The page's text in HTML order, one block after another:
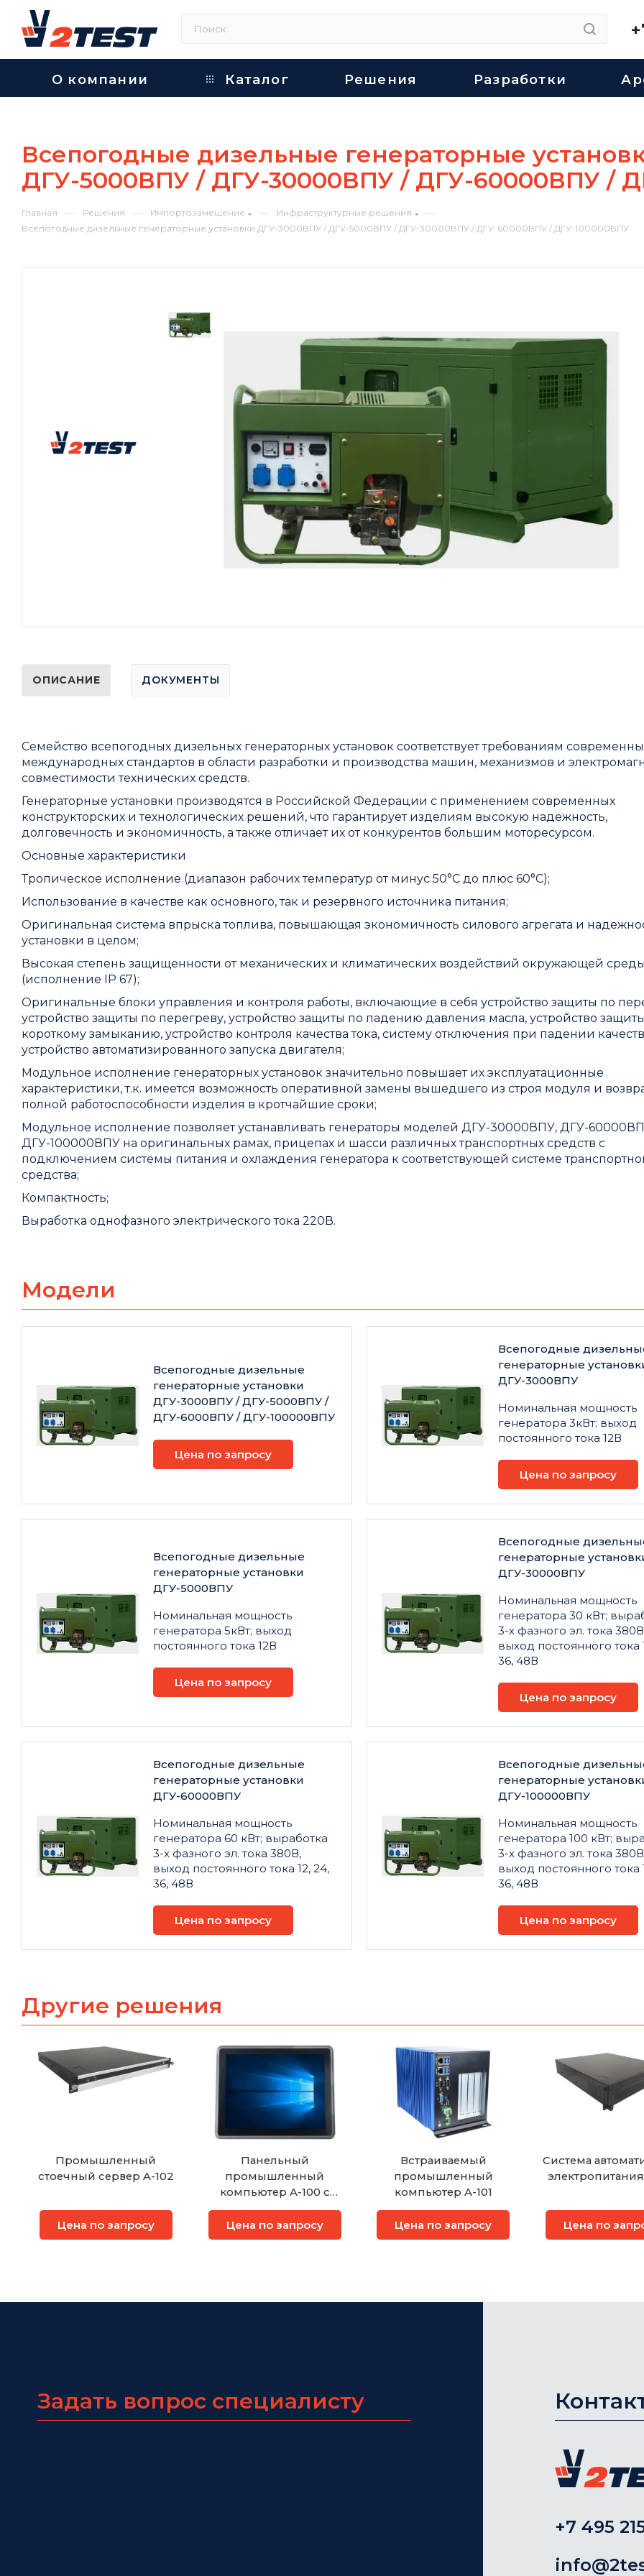
О компании Каталог Решения Разработки
Всепогодные дизельные генераторные
ДГУ-5000ВПУ / ДГУ-30000ВПУ / ДГУ-60000ВПУ /
Главная — Решения — Импортозамещение — Инфраструктурные решения —
Всепогодные дизельные генераторные установки ДГУ-3000ВПУ / ДГУ-5000ВПУ / ДГУ-30000ВПУ / ДГУ-60000ВПУ / ДГУ-100000ВПУ
ОПИСАНИЕ ДОКУМЕНТЫ
Семейство всепогодных дизельных генераторных установок соответствует требованиям
международных стандартов в области разработки и производства машин, механизмов и
совместимости технических средств.
Генераторные установки производятся в Российской Федерации с применением современных
конструкторских и технологических решений, что гарантирует изделиям высокую надежность,
долговечность и экономичность, а также отличает их от конкурентов большим моторесурсом.
Основные характеристики
Тропическое исполнение (диапазон рабочих температур от минус 50°С до плюс 60°С);
Использование в качестве как основного, так и резервного источника питания;
Оригинальная система впрыска топлива, повышающая экономичность силового агрегата и
установки в целом;
Высокая степень защищенности от механических и климатических воздействий окружающей среды
(исполнение IP 67);
Оригинальные блоки управления и контроля работы, включающие в себя устройство защиты по
устройство защиты по перегреву, устройство защиты по падению давления масла, устройство
короткому замыканию, устройство контроля качества тока, систему отключения при падении
устройство автоматизированного запуска двигателя;
Модульное исполнение генераторных установок значительно повышает их эксплуатационные
характеристики, т.к. имеется возможность оперативной замены вышедшего из строя модуля и
полной работоспособности изделия в кротчайшие сроки;
Модульное исполнение позволяет устанавливать генераторы моделей ДГУ-30000ВПУ, ДГУ-
ДГУ-100000ВПУ на оригинальных рамах, прицепах и шасси различных транспортных средств с
подключением системы питания и охлаждения генератора к соответствующей системе
средства;
Компактность;
Выработка однофазного электрического тока 220В.
Модели
Всепогодные дизельные
генераторные установки
ДГУ-3000ВПУ / ДГУ-5000ВПУ /
ДГУ-6000ВПУ / ДГУ-100000ВПУ
Цена по запросу
Всепогодные
генераторные
ДГУ-3000ВПУ
Номинальная мощность
генератора 3кВт; выход
постоянного тока 12В
Цена по запросу
Всепогодные дизельные
генераторные установки
ДГУ-5000ВПУ
Номинальная мощность
генератора 5кВт; выход
постоянного тока 12В
Цена по запросу
Всепогодные
генераторные
ДГУ-30000ВПУ
Номинальная мощность
генератора 30 кВт;
3-х фазного эл. тока
выход постоянного тока
36, 48В
Цена по запросу
Всепогодные дизельные
генераторные установки
ДГУ-60000ВПУ
Номинальная мощность
генератора 60 кВт; выработка
3-х фазного эл. тока 380В,
выход постоянного тока 12, 24,
36, 48В
Цена по запросу
Всепогодные
генераторные
ДГУ-100000ВПУ
Номинальная мощность
генератора 100 кВт;
3-х фазного эл. тока
выход постоянного тока
36, 48В
Цена по запросу
Другие решения
Промышленный
стоечный сервер A-102
Цена по запросу
Панельный
промышленный
компьютер A-100 с
сенсорным экраном
Цена по запросу
Встраиваемый
промышленный
компьютер A-101
Цена по запросу
Система
электропитания
Цена по
Задать вопрос специалисту
+7 495